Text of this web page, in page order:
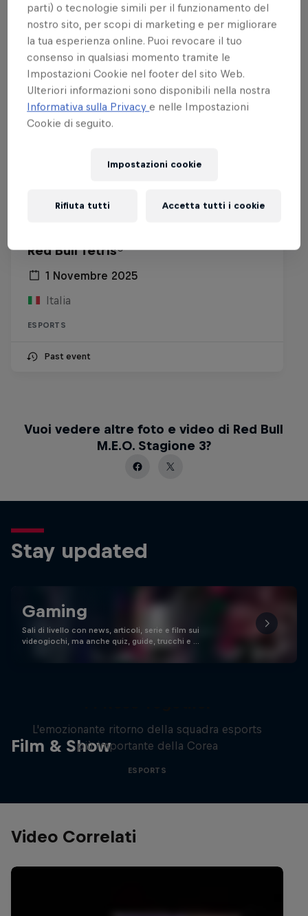
Red Bull Tetris®
1 Novembre 2025
Italia
ESPORTS
Past event
Vuoi vedere altre foto e video di Red Bull
M.E.O. Stagione 3?
Stay updated
Gaming
Sali di livello con news, articoli, serie e film sui
videogiochi, ma anche quiz, guide, trucchi e …
Film & Show
L'emozionante ritorno della squadra esports
più importante della Corea
ESPORTS
Video Correlati
parti) o tecnologie simili per il funzionamento del
nostro sito, per scopi di marketing e per migliorare
la tua esperienza online. Puoi revocare il tuo
consenso in qualsiasi momento tramite le
Impostazioni Cookie nel footer del sito Web.
Ulteriori informazioni sono disponibili nella nostra
Informativa sulla Privacye nelle Impostazioni
Cookie di seguito.
Impostazioni cookie
Rifiuta tutti Accetta tutti i cookie